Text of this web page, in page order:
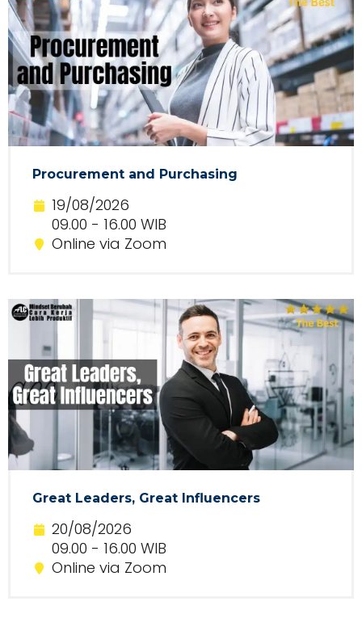
Procurement and Purchasing
19/08/2026
09.00 - 16.00 WIB
Online via Zoom
Great Leaders, Great Influencers
20/08/2026
09.00 - 16.00 WIB
Online via Zoom